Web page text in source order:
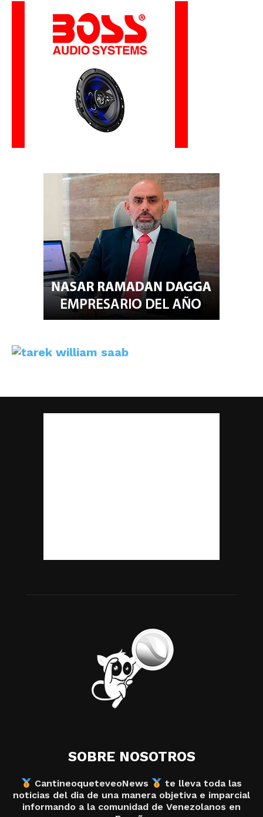
SOBRE NOSOTROS
CantineoqueteveoNews
te lleva toda las
noticias del dia de una manera objetiva e imparcial
informando a la comunidad de Venezolanos en